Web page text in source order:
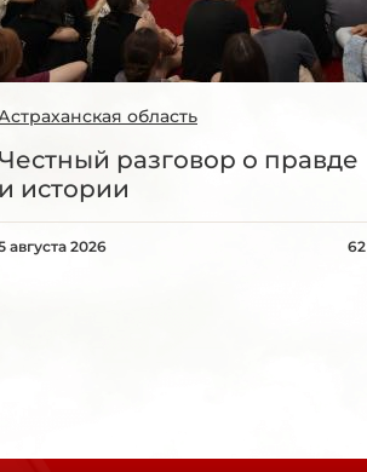
область
Честный разговор о правде
и истории
августа 2026 62